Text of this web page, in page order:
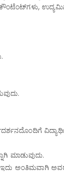
ಮಾಡುವುದು.
ಇದು ಅಂತಿಮವಾಗಿ